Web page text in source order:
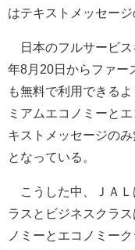
はテキストメッセー
日本のフルサービス
年8月20日からファー
も無料で利用できる
ミアムエコノミーと
キストメッセージの
となっている。
こうした中、ＪＡＬ
ラスとビジネスクラ
ノミーとエコノミー